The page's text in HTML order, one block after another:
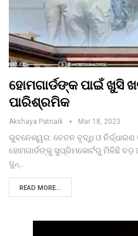
ହୋମଗାର୍ଡଙ୍କ ପାଇଁ ଖୁସି
ପାରିଶ୍ରମିକ
Akshaya Patnaik Mar 18, 2023
ଭୁବନେଶ୍ୱର: ବେତନ ବୃଦ୍ଧି ଓ ନିର୍ଦ୍ଧାରଣ
ହୋମଗାର୍ଡଙ୍କୁ ସୁପ୍ରିମକୋର୍ଟରୁ ମିଳିଛି ବଡ଼
ଜୁନ୍…
READ MORE...